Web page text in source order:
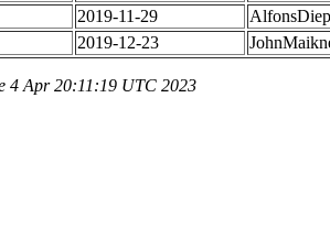
2019-11-29
2019-12-23
4 Apr 20:11:19 UTC 2023